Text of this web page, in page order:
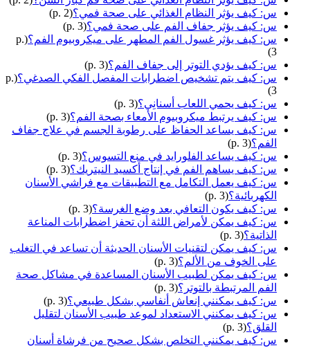
س: كيف يؤثر النظام الغذائي على صحة فمي؟(p. 2)
س: كيف يؤثر جفاف الفم على صحة فمي؟(p. 3)
س: كيف يؤثر غسول الفم المطهر على ميكروبيوم الفم؟ (p.
3)
س: كيف يؤدي التوتر إلى جفاف الفم؟(p. 3)
س: كيف يتم تشخيص اضطرابات المفصل الفكي الصدغي؟ (p.
3)
س: كيف يحمي اللعاب أسنانِي؟(p. 3)
س: كيف يرتبط ميكروبيوم الأمعاء بصحة الفم؟(p. 3)
س: كيف يساعد الحفاظ على رطوبة الجسم في علاج جفاف
الفم؟(p. 3)
س: كيف يساعد الفلورايد في منع التسوس؟(p. 3)
س: كيف يساهم الفم في إنتاج أكسيد النيتريك؟(p. 3)
س: كيف يعمل التكامل مع التطبيقات مع فراشي الأسنان
الكهربائية؟(p. 3)
س: كيف يكون التعافي بعد وضع الغرسة؟(p. 3)
س: كيف يمكن لأمراض اللثة أن تحفز اضطرابات المناعة
الذاتية؟(p. 3)
س: كيف يمكن لتقنيات الأسنان الحديثة أن تساعد في التغلب
على الخوف من الألم؟(p. 3)
س: كيف يمكن لطبيب الأسنان المساعدة في مشاكل صحة
الفم المرتبطة بالتوتر؟(p. 3)
س: كيف يمكنني إنعاش أنفاسي بشكل طبيعي؟(p. 3)
س: كيف يمكنني الاستعداد لموعد طبيب الأسنان لتقليل
القلق؟(p. 3)
س: كيف يمكنني التخلص بشكل صحيح من فرشاة أسنان